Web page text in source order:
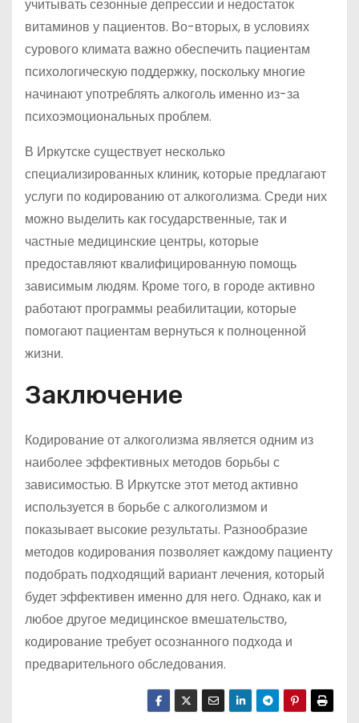
учитывать сезонные депрессии и недостаток
витаминов у пациентов. Во-вторых, в условиях
сурового климата важно обеспечить пациентам
психологическую поддержку, поскольку многие
начинают употреблять алкоголь именно из-за
психоэмоциональных проблем.
В Иркутске существует несколько
специализированных клиник, которые предлагают
услуги по кодированию от алкоголизма. Среди них
можно выделить как государственные, так и
частные медицинские центры, которые
предоставляют квалифицированную помощь
зависимым людям. Кроме того, в городе активно
работают программы реабилитации, которые
помогают пациентам вернуться к полноценной
жизни.
Заключение
Кодирование от алкоголизма является одним из
наиболее эффективных методов борьбы с
зависимостью. В Иркутске этот метод активно
используется в борьбе с алкоголизмом и
показывает высокие результаты. Разнообразие
методов кодирования позволяет каждому пациенту
подобрать подходящий вариант лечения, который
будет эффективен именно для него. Однако, как и
любое другое медицинское вмешательство,
кодирование требует осознанного подхода и
предварительного обследования.